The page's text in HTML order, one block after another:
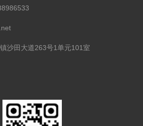
沙田大道263号1单元101室